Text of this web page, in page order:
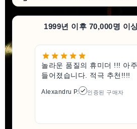
1999년 이후 70,000명 이
놀라운 품질의 휴미더 !!! 아
들어졌습니다. 적극 추천!!!!
Alexandru P. 인증된 구매자